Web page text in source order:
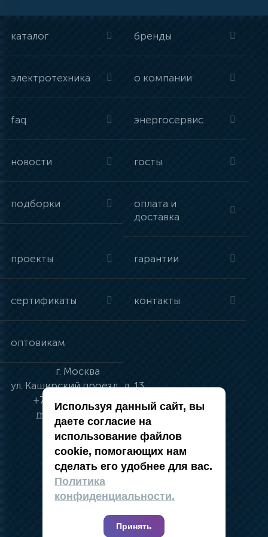
каталог бренды
электротехника о компании
faq энергосервис
новости госты
подборки
оплата и
доставка
проекты гарантии
сертификаты контакты
оптовикам
г. Москва
ул. Каширский проезд, д. 13
+7 (495) 134-41-83
moskva@vincci.ru
политика в отношении обработки
персональных данных
публичная оферта
карта сайта
Используя данный сайт, вы
даете согласие на
использование файлов
cookie, помогающих нам
сделать его удобнее для вас.
Политика
конфиденциальности.
Принять